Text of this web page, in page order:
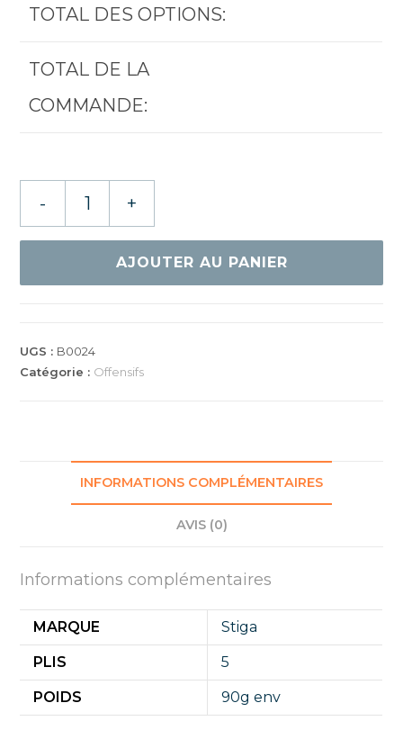
TOTAL DES OPTIONS:
TOTAL DE LA
COMMANDE:
- +
AJOUTER AU PANIER
UGS : B0024
Catégorie : Offensifs
INFORMATIONS COMPLÉMENTAIRES
AVIS (0)
Informations complémentaires
MARQUE Stiga
PLIS 5
POIDS 90g env